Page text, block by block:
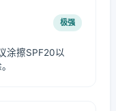
极强
涂擦SPF20以